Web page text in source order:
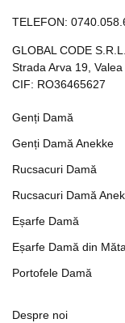
TELEFON:
GLOBAL CODE S.R.L.
Strada Arva 19,
CIF: RO36465627
Genți Damă
Genți Damă Anekke
Rucsacuri Damă
Rucsacuri Damă
Eșarfe Damă
Eșarfe Damă din
Portofele Damă
Despre noi